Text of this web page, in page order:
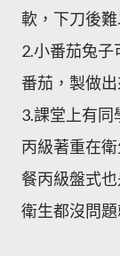
軟，下刀後
2.小番茄兔
番茄，製做
3.課堂上有
丙級著重在
餐丙級盤式
衛生都沒問題